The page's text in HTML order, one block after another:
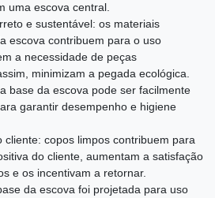
uma escova central.
e sustentável: os materiais
escova contribuem para o uso
a necessidade de peças
minimizam a pegada ecológica.
base da escova pode ser facilmente
garantir desempenho e higiene
cliente: copos limpos contribuem para
do cliente, aumentam a satisfação
e os incentivam a retornar.
da escova foi projetada para uso